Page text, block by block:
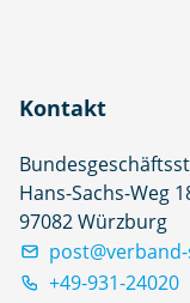
Kontakt
Hans-Sachs-Weg
97082 Würzburg
+49-931-24020